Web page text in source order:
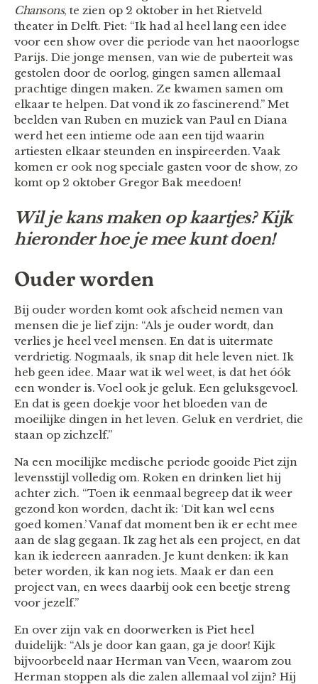
Chansons, te zien op 2 oktober in het Rietveld
theater in Delft. Piet: “Ik had al heel lang een idee
voor een show over die periode van het naoorlogse
Parijs. Die jonge mensen, van wie de puberteit was
gestolen door de oorlog, gingen samen allemaal
prachtige dingen maken. Ze kwamen samen om
elkaar te helpen. Dat vond ik zo fascinerend.” Met
beelden van Ruben en muziek van Paul en Diana
werd het een intieme ode aan een tijd waarin
artiesten elkaar steunden en inspireerden. Vaak
komen er ook nog speciale gasten voor de show, zo
komt op 2 oktober Gregor Bak meedoen!
Wil je kans maken op kaartjes? Kijk
hieronder hoe je mee kunt doen!
Ouder worden
Bij ouder worden komt ook afscheid nemen van
mensen die je lief zijn: “Als je ouder wordt, dan
verlies je heel veel mensen. En dat is uitermate
verdrietig. Nogmaals, ik snap dit hele leven niet. Ik
heb geen idee. Maar wat ik wel weet, is dat het óók
een wonder is. Voel ook je geluk. Een geluksgevoel.
En dat is geen doekje voor het bloeden van de
moeilijke dingen in het leven. Geluk en verdriet, die
staan op zichzelf.”
Na een moeilijke medische periode gooide Piet zijn
levensstijl volledig om. Roken en drinken liet hij
achter zich. “Toen ik eenmaal begreep dat ik weer
gezond kon worden, dacht ik: ‘Dit kan wel eens
goed komen.’ Vanaf dat moment ben ik er echt mee
aan de slag gegaan. Ik zag het als een project, en dat
kan ik iedereen aanraden. Je kunt denken: ik kan
beter worden, ik kan nog iets. Maak er dan een
project van, en wees daarbij ook een beetje streng
voor jezelf.”
En over zijn vak en doorwerken is Piet heel
duidelijk: “Als je door kan gaan, ga je door! Kijk
bijvoorbeeld naar Herman van Veen, waarom zou
Herman stoppen als die zalen allemaal vol zijn? Hij